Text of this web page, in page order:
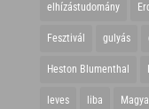
elhízástudomány
Fesztivál gulyás
Heston Blumenthal
leves liba